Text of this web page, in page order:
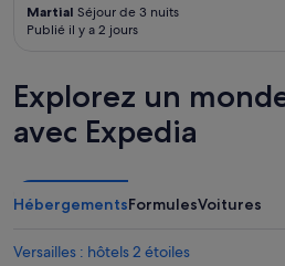
Martial Séjour de 3 nuits
Publié il y a 2 jours
Explorez un
avec Expedia
HébergementsFormulesVoitures
Versailles : hôtels 2 étoiles